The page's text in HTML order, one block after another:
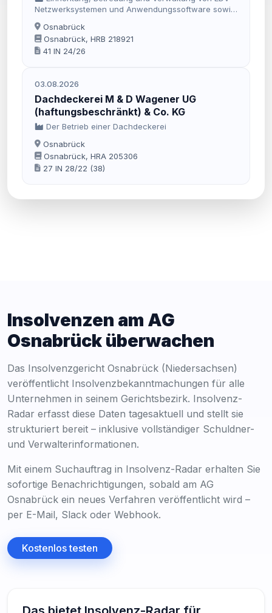
Netzwerksystemen und Anwendungssoftware sowie
Telekommunikation und dazugehörige Anlagen,
verbunden mit einer entsprechenden Beratung.
Osnabrück
Osnabrück, HRB 218921
41 IN 24/26
03.08.2026
Dachdeckerei M & D Wagener UG
(haftungsbeschränkt) & Co. KG
Der Betrieb einer Dachdeckerei
Osnabrück
Osnabrück, HRA 205306
27 IN 28/22 (38)
Insolvenzen am AG
Osnabrück überwachen
Das Insolvenzgericht Osnabrück (Niedersachsen)
veröffentlicht Insolvenzbekanntmachungen für alle
Unternehmen in seinem Gerichtsbezirk. Insolvenz-
Radar erfasst diese Daten tagesaktuell und stellt sie
strukturiert bereit – inklusive vollständiger Schuldner-
und Verwalterinformationen.
Mit einem Suchauftrag in Insolvenz-Radar erhalten Sie
sofortige Benachrichtigungen, sobald am AG
Osnabrück ein neues Verfahren veröffentlicht wird –
per E-Mail, Slack oder Webhook.
Kostenlos testen